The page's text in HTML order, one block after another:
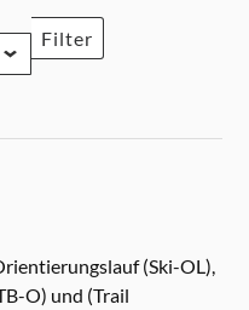
Filter
(Ski-OL),
O) und (Trail